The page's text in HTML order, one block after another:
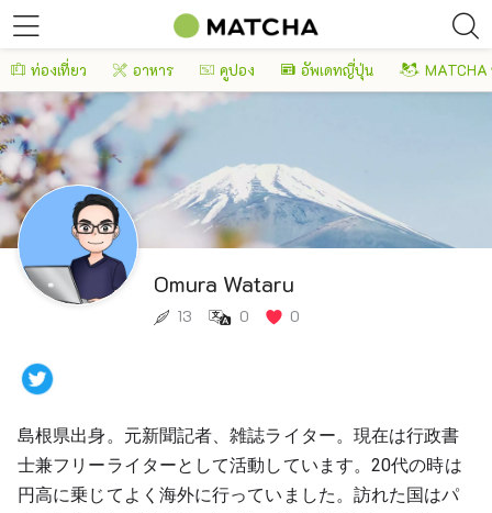
ท่องเที่ยว อาหาร คูปอง อัพเดทญี่ปุ่น
Omura Wataru
13 0 0
島根県出身。元新聞記者、雑誌ライター。現在は行政書
士兼フリーライターとして活動しています。20代の時は
円高に乗じてよく海外に行っていました。訪れた国はパ